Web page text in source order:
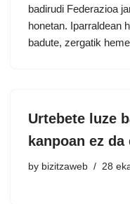
badirudi Federazioa
honetan. Iparraldean
badute, zergatik
Urtebete luze
kanpoan ez
by bizitzaweb 28